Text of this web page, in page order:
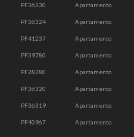
PF36330 Apartamento
PF36324 Apartamento
PF41237 Apartamento
PF39780 Apartamento
PF28280 Apartamento
PF36320 Apartamento
PF36319 Apartamento
PF40967 Apartamento